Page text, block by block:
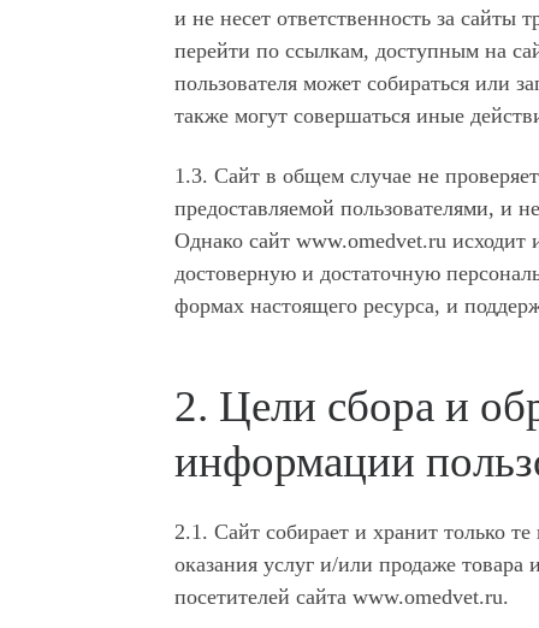
и не несет ответственность за сайты
перейти по ссылкам, доступным на
пользователя может собираться или
также могут совершаться иные
1.3. Сайт в общем случае не
предоставляемой пользователями, и
Однако сайт www.omedvet.ru исходит
достоверную и достаточную
формах настоящего ресурса, и
2. Цели сбора и
информации
2.1. Сайт собирает и хранит только
оказания услуг и/или продаже
посетителей сайта www.omedvet.ru.